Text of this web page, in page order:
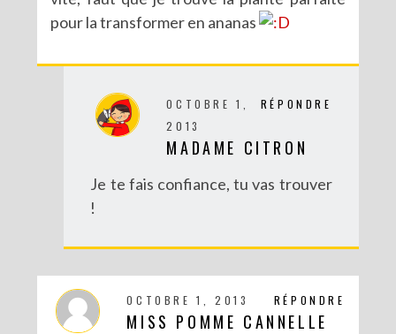
pour la transformer en ananas
RÉPONDRE
OCTOBRE 1,
2013
MADAME CITRON
Je te fais confiance, tu vas trouver
!
RÉPONDRE
OCTOBRE 1, 2013
MISS POMME CANNELLE